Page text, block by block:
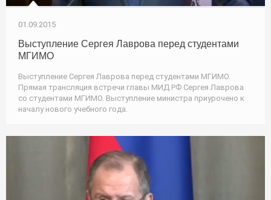
01.09.2015
Выступление Сергея Лаврова перед студентами
МГИМО
Выступление Сергея Лаврова перед студентами МГИМО.
Прямая трансляция встречи главы МИД РФ Сергея Лаврова
со студентами МГИМО. Выступление министра приурочено к
началу нового учебного года.